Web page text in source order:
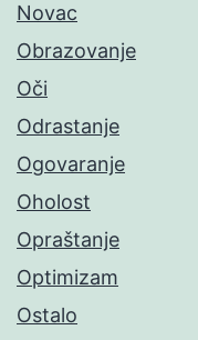
Novac
Obrazovanje
Oči
Odrastanje
Ogovaranje
Oholost
Opraštanje
Optimizam
Ostalo